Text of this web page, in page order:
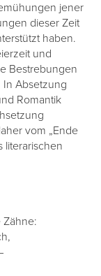
jener
dieser Zeit
haben.
und
Bestrebungen
Absetzung
Romantik
vom „Ende
literarischen
Zähne: